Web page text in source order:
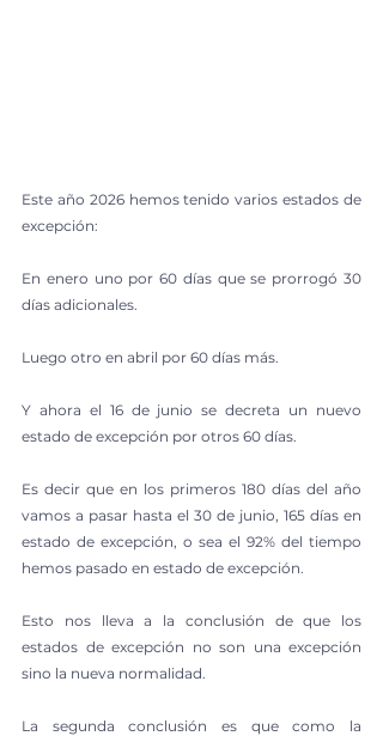
Este año 2026 hemos tenido varios estados de
excepción:
En enero uno por 60 días que se prorrogó 30
días adicionales.
Luego otro en abril por 60 días más.
Y ahora el 16 de junio se decreta un nuevo
estado de excepción por otros 60 días.
Es decir que en los primeros 180 días del año
vamos a pasar hasta el 30 de junio, 165 días en
estado de excepción, o sea el 92% del tiempo
hemos pasado en estado de excepción.
Esto nos lleva a la conclusión de que los
estados de excepción no son una excepción
sino la nueva normalidad.
La segunda conclusión es que como la